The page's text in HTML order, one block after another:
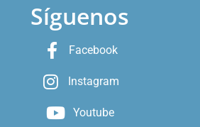
Síguenos
Facebook
Instagram
Youtube